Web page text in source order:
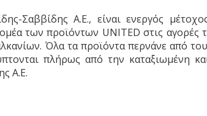
Σαββίδης Α.Ε., είναι ενεργός
των προϊόντων UNITED στις αγορές
Όλα τα προϊόντα περνάνε από
πλήρως από την καταξιωμένη
Α.Ε.